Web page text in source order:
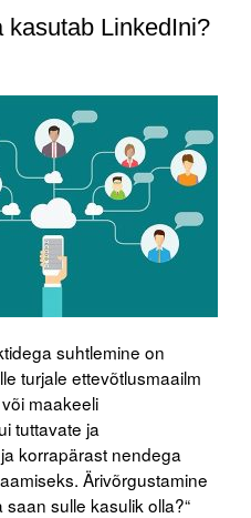
kasutab LinkedIni?
suhtlemine on
turjale ettevõtlusmaailm
maakeeli
tuttavate ja
korrapärast nendega
Ärivõrgustamine
sulle kasulik olla?“